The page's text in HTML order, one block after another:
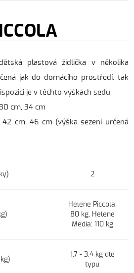
plastová židlička v několika
jak do domácího prostředí, tak
je v těchto výškách sedu:
cm, 34 cm
cm, 46 cm (výška sezení určená
2
Helene Piccola:
80 kg, Helene
Media: 110 kg
1,7 - 3,4 kg dle
typu